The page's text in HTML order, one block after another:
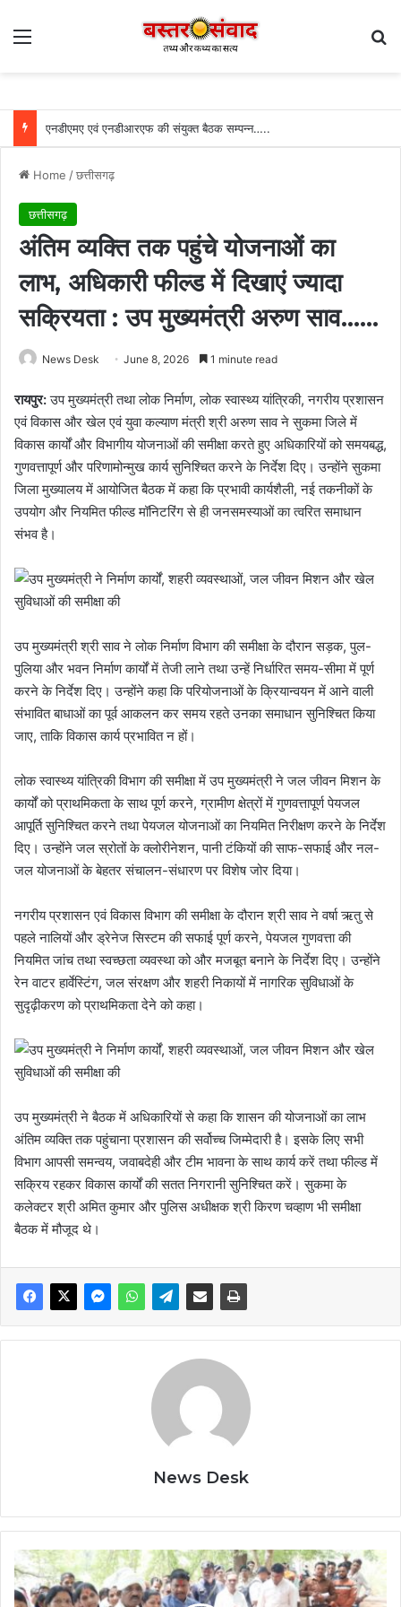
Menu
एनडीएमए एवं एनडीआरएफ की संयुक्त बैठक सम्पन्न…..
Home /छत्तीसगढ़
छत्तीसगढ़
अंतिम व्यक्ति तक पहुंचे योजनाओं का
लाभ, अधिकारी फील्ड में दिखाएं ज्यादा
सक्रियता : उप मुख्यमंत्री अरुण साव……
News Desk June 8, 2026 1 minute read
रायपुर:उप मुख्यमंत्री तथा लोक निर्माण, लोक स्वास्थ्य यांत्रिकी, नगरीय प्रशासन
एवं विकास और खेल एवं युवा कल्याण मंत्री श्री अरुण साव ने सुकमा जिले में
विकास कार्यों और विभागीय योजनाओं की समीक्षा करते हुए अधिकारियों को समयबद्ध,
गुणवत्तापूर्ण और परिणामोन्मुख कार्य सुनिश्चित करने के निर्देश दिए। उन्होंने सुकमा
जिला मुख्यालय में आयोजित बैठक में कहा कि प्रभावी कार्यशैली, नई तकनीकों के
उपयोग और नियमित फील्ड मॉनिटरिंग से ही जनसमस्याओं का त्वरित समाधान
संभव है।
उप मुख्यमंत्री श्री साव ने लोक निर्माण विभाग की समीक्षा के दौरान सड़क, पुल-
पुलिया और भवन निर्माण कार्यों में तेजी लाने तथा उन्हें निर्धारित समय-सीमा में पूर्ण
करने के निर्देश दिए। उन्होंने कहा कि परियोजनाओं के क्रियान्वयन में आने वाली
संभावित बाधाओं का पूर्व आकलन कर समय रहते उनका समाधान सुनिश्चित किया
जाए, ताकि विकास कार्य प्रभावित न हों।
लोक स्वास्थ्य यांत्रिकी विभाग की समीक्षा में उप मुख्यमंत्री ने जल जीवन मिशन के
कार्यों को प्राथमिकता के साथ पूर्ण करने, ग्रामीण क्षेत्रों में गुणवत्तापूर्ण पेयजल
आपूर्ति सुनिश्चित करने तथा पेयजल योजनाओं का नियमित निरीक्षण करने के निर्देश
दिए। उन्होंने जल स्रोतों के क्लोरीनेशन, पानी टंकियों की साफ-सफाई और नल-
जल योजनाओं के बेहतर संचालन-संधारण पर विशेष जोर दिया।
नगरीय प्रशासन एवं विकास विभाग की समीक्षा के दौरान श्री साव ने वर्षा ऋतु से
पहले नालियों और ड्रेनेज सिस्टम की सफाई पूर्ण करने, पेयजल गुणवत्ता की
नियमित जांच तथा स्वच्छता व्यवस्था को और मजबूत बनाने के निर्देश दिए। उन्होंने
रेन वाटर हार्वेस्टिंग, जल संरक्षण और शहरी निकायों में नागरिक सुविधाओं के
सुदृढ़ीकरण को प्राथमिकता देने को कहा।
उप मुख्यमंत्री ने बैठक में अधिकारियों से कहा कि शासन की योजनाओं का लाभ
अंतिम व्यक्ति तक पहुंचाना प्रशासन की सर्वोच्च जिम्मेदारी है। इसके लिए सभी
विभाग आपसी समन्वय, जवाबदेही और टीम भावना के साथ कार्य करें तथा फील्ड में
सक्रिय रहकर विकास कार्यों की सतत निगरानी सुनिश्चित करें। सुकमा के
कलेक्टर श्री अमित कुमार और पुलिस अधीक्षक श्री किरण चव्हाण भी समीक्षा
बैठक में मौजूद थे।
News Desk
मर्दापाल
अंचल
को